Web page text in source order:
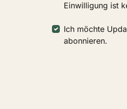
Einwilligung ist
Ich möchte
abonnieren.